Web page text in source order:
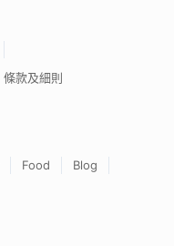
條款及細則
Food
Blog